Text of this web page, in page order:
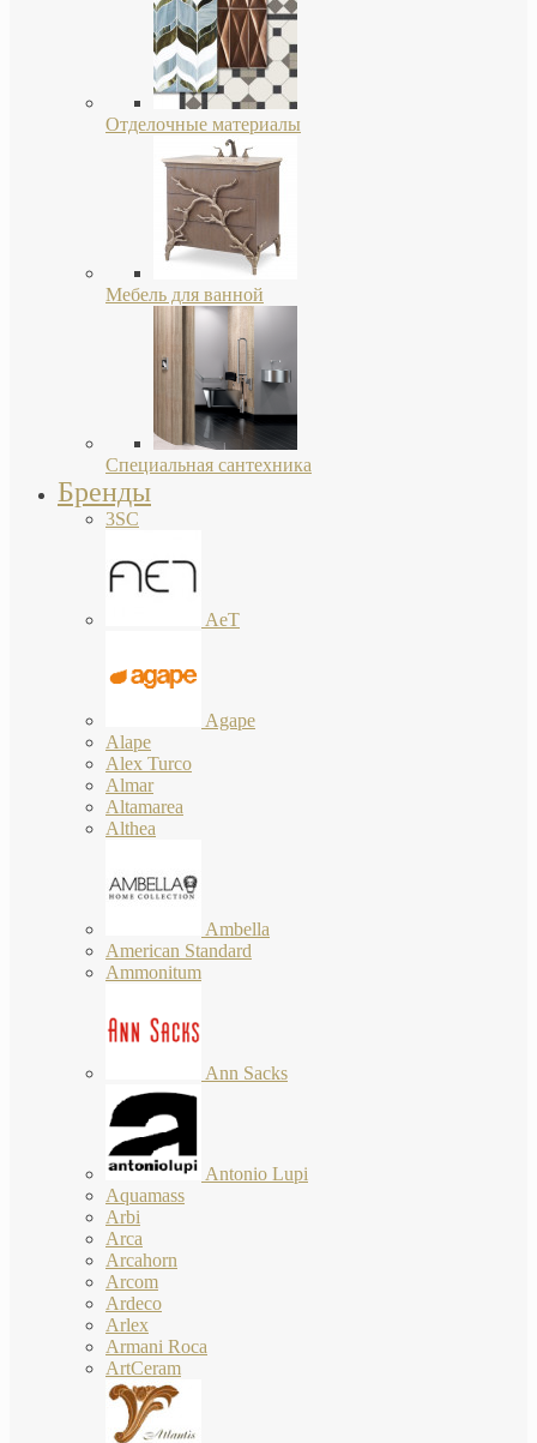
Отделочные материалы
Мебель для ванной
Специальная сантехника
Бренды
3SC
AeT
Agape
Alape
Alex Turco
Almar
Altamarea
Althea
Ambella
American Standard
Ammonitum
Ann Sacks
Antonio Lupi
Aquamass
Arbi
Arca
Arcahorn
Arcom
Ardeco
Arlex
Armani Roca
ArtCeram